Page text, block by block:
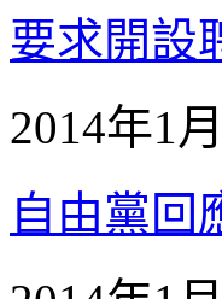
要求開設
2014年1
自由黨回